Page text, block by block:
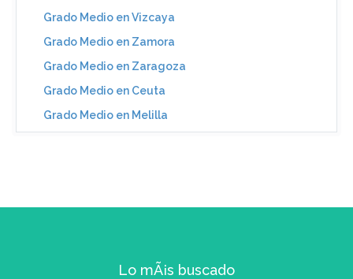
Grado Medio en Vizcaya
Grado Medio en Zamora
Grado Medio en Zaragoza
Grado Medio en Ceuta
Grado Medio en Melilla
Lo mÃ¡s buscado